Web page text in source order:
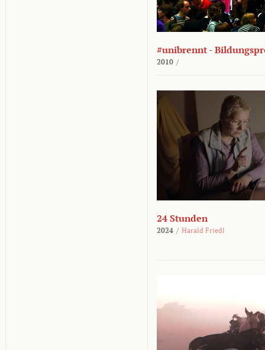
#unibrennt -
2010 /
24 Stunden
2024 / Harald Friedl